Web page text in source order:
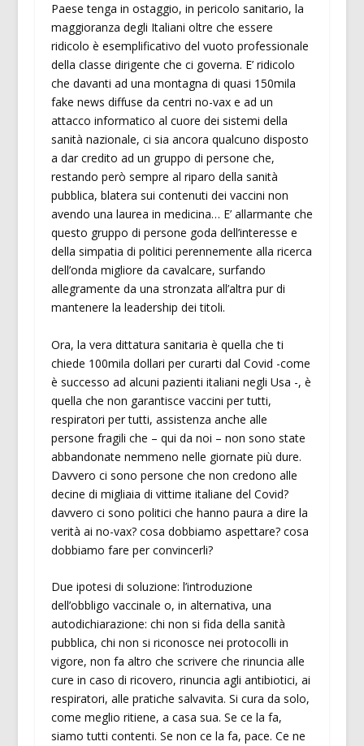
Paese tenga in ostaggio, in pericolo sanitario, la
maggioranza degli Italiani oltre che essere
ridicolo è esemplificativo del vuoto professionale
della classe dirigente che ci governa. E’ ridicolo
che davanti ad una montagna di quasi 150mila
fake news diffuse da centri no-vax e ad un
attacco informatico al cuore dei sistemi della
sanità nazionale, ci sia ancora qualcuno disposto
a dar credito ad un gruppo di persone che,
restando però sempre al riparo della sanità
pubblica, blatera sui contenuti dei vaccini non
avendo una laurea in medicina… E’ allarmante che
questo gruppo di persone goda dell’interesse e
della simpatia di politici perennemente alla ricerca
dell’onda migliore da cavalcare, surfando
allegramente da una stronzata all’altra pur di
mantenere la leadership dei titoli.
Ora, la vera dittatura sanitaria è quella che ti
chiede 100mila dollari per curarti dal Covid -come
è successo ad alcuni pazienti italiani negli Usa -, è
quella che non garantisce vaccini per tutti,
respiratori per tutti, assistenza anche alle
persone fragili che – qui da noi – non sono state
abbandonate nemmeno nelle giornate più dure.
Davvero ci sono persone che non credono alle
decine di migliaia di vittime italiane del Covid?
davvero ci sono politici che hanno paura a dire la
verità ai no-vax? cosa dobbiamo aspettare? cosa
dobbiamo fare per convincerli?
Due ipotesi di soluzione: l’introduzione
dell’obbligo vaccinale o, in alternativa, una
autodichiarazione: chi non si fida della sanità
pubblica, chi non si riconosce nei protocolli in
vigore, non fa altro che scrivere che rinuncia alle
cure in caso di ricovero, rinuncia agli antibiotici, ai
respiratori, alle pratiche salvavita. Si cura da solo,
come meglio ritiene, a casa sua. Se ce la fa,
siamo tutti contenti. Se non ce la fa, pace. Ce ne